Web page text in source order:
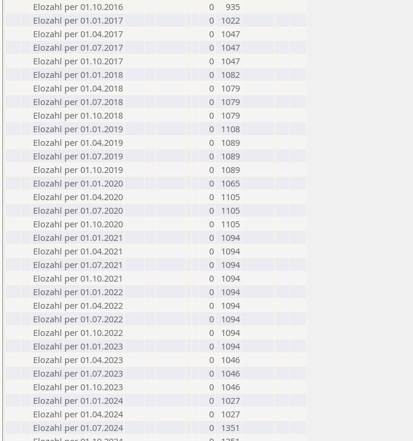
Elozahl per 01.10.2016
0
935
Elozahl per 01.01.2017
0
1022
Elozahl per 01.04.2017
0
1047
Elozahl per 01.07.2017
0
1047
Elozahl per 01.10.2017
0
1047
Elozahl per 01.01.2018
0
1082
Elozahl per 01.04.2018
0
1079
Elozahl per 01.07.2018
0
1079
Elozahl per 01.10.2018
0
1079
Elozahl per 01.01.2019
0
1108
Elozahl per 01.04.2019
0
1089
Elozahl per 01.07.2019
0
1089
Elozahl per 01.10.2019
0
1089
Elozahl per 01.01.2020
0
1065
Elozahl per 01.04.2020
0
1105
Elozahl per 01.07.2020
0
1105
Elozahl per 01.10.2020
0
1105
Elozahl per 01.01.2021
0
1094
Elozahl per 01.04.2021
0
1094
Elozahl per 01.07.2021
0
1094
Elozahl per 01.10.2021
0
1094
Elozahl per 01.01.2022
0
1094
Elozahl per 01.04.2022
0
1094
Elozahl per 01.07.2022
0
1094
Elozahl per 01.10.2022
0
1094
Elozahl per 01.01.2023
0
1094
Elozahl per 01.04.2023
0
1046
Elozahl per 01.07.2023
0
1046
Elozahl per 01.10.2023
0
1046
Elozahl per 01.01.2024
0
1027
Elozahl per 01.04.2024
0
1027
Elozahl per 01.07.2024
0
1351